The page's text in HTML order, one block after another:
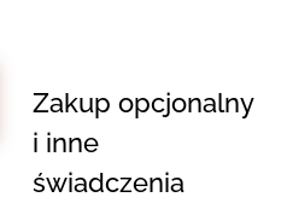
Zakup opcjonalny
i inne
świadczenia